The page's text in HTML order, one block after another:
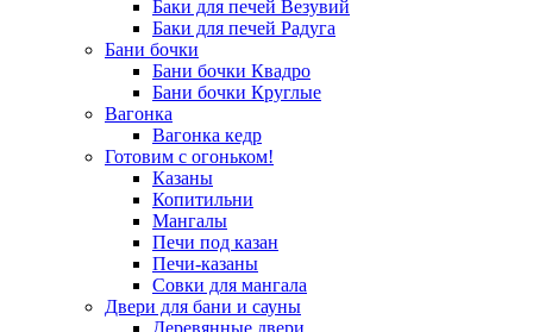
Баки для печей Везувий
Баки для печей Радуга
Бани бочки
Бани бочки Квадро
Бани бочки Круглые
Вагонка
Вагонка кедр
Готовим с огоньком!
Казаны
Копитильни
Мангалы
Печи под казан
Печи-казаны
Совки для мангала
Двери для бани и сауны
Деревянные двери